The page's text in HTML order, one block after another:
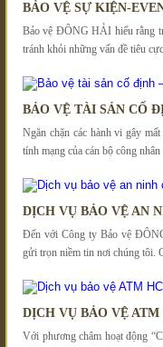
BẢO VỆ SỰ KIỆN-
Bảo vệ ĐÔNG HẢI hiểu rằng
tránh khỏi những vấn đề tiêu
BẢO VỆ TÀI SẢN CỐ
Ngăn chặn các hành vi gây
tính mạng của cán bộ công nhân
DỊCH VỤ BẢO VỆ AN
Đến với Công ty Bảo vệ
gửi trọn niềm tin nơi chúng tôi.
DỊCH VỤ BẢO VỆ ATM
Với phương châm hoạt động